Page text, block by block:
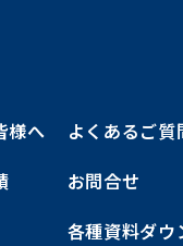
様へ
よくあるご質
お問合せ
各種資料ダウ